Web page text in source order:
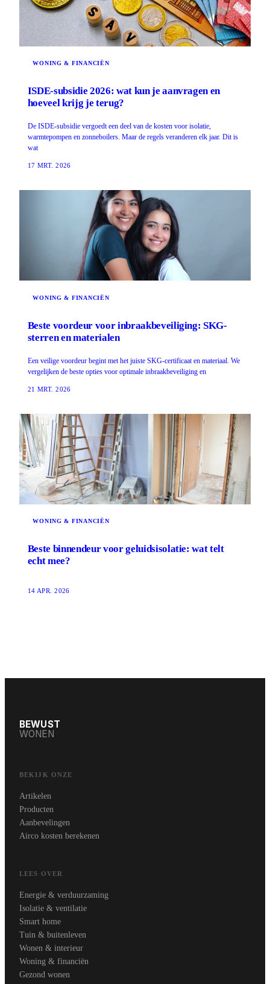
WONING & FINANCIËN
ISDE-subsidie 2026: wat kun je aanvragen en
hoeveel krijg je terug?
De ISDE-subsidie vergoedt een deel van de kosten voor isolatie,
warmtepompen en zonneboilers. Maar de regels veranderen elk jaar. Dit is
wat
17 MRT. 2026
WONING & FINANCIËN
Beste voordeur voor inbraakbeveiliging: SKG-
sterren en materialen
Een veilige voordeur begint met het juiste SKG-certificaat en materiaal. We
vergelijken de beste opties voor optimale inbraakbeveiliging en
21 MRT. 2026
WONING & FINANCIËN
Beste binnendeur voor geluidsisolatie: wat telt
echt mee?
14 APR. 2026
BEWUST
WONEN
BEKIJK ONZE
Artikelen
Producten
Aanbevelingen
Airco kosten berekenen
LEES OVER
Energie & verduurzaming
Isolatie & ventilatie
Smart home
Tuin & buitenleven
Wonen & interieur
Woning & financiën
Gezond wonen